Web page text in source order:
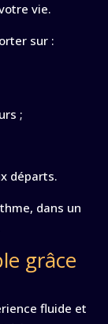
vie.
sur :
;
départs.
dans un
grâce
fluide et